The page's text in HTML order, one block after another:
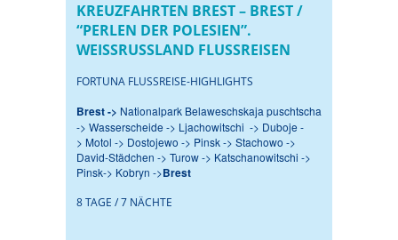
KREUZFAHRTEN BREST – BREST /
“PERLEN DER POLESIEN”.
WEISSRUSSLAND FLUSSREISEN
FORTUNA FLUSSREISE-HIGHLIGHTS
Brest -> Nationalpark Belaweschskaja puschtscha
-> Wasserscheide -> Ljachowitschi -> Duboje -
> Motol -> Dostojewo -> Pinsk -> Stachowo ->
David-Städchen -> Turow -> Katschanowitschi ->
Pinsk-> Kobryn ->Brest
8 TAGE / 7 NÄCHTE